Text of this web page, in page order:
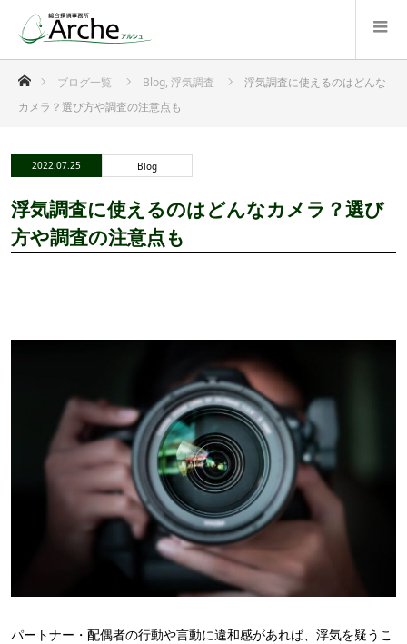
ホームブログ一覧 Blog, 浮気調査
浮気調査に使えるのはどんな
カメラ？選び方や調査の注意点も
2022.07.25 Blog
浮気調査に使えるのはどんなカメラ？選び
方や調査の注意点も
パートナー・配偶者の行動や言動に違和感があれば、浮気を疑うこ